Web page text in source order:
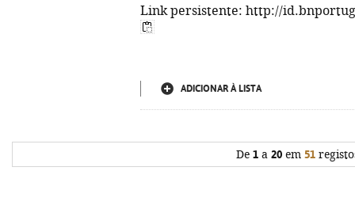
Link persistente: http://
ADICIONAR À LISTA
De 1a 20em 51